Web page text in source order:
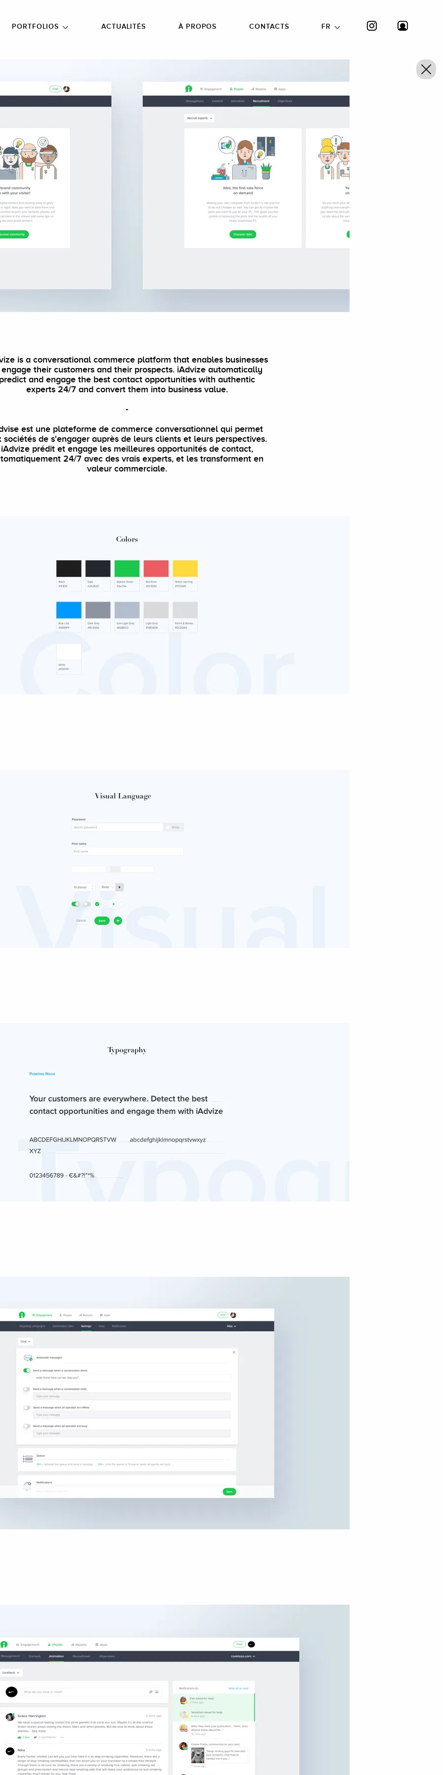
PORTFOLIOS
ACTUALITÉS À PROPOS CONTACTS FR
is a conversational commerce platform that enables businesses
their customers and their prospects. iAdvize automatically
and engage the best contact opportunities with authentic
experts 24/7 and convert them into business value.
-
est une plateforme de commerce conversationnel qui permet
sociétés de s'engager auprès de leurs clients et leurs perspectives.
iAdvize prédit et engage les meilleures opportunités de contact,
24/7 avec des vrais experts, et les transforment en
valeur commerciale.